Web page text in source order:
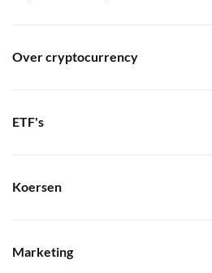
Over cryptocurrency
ETF's
Koersen
Marketing